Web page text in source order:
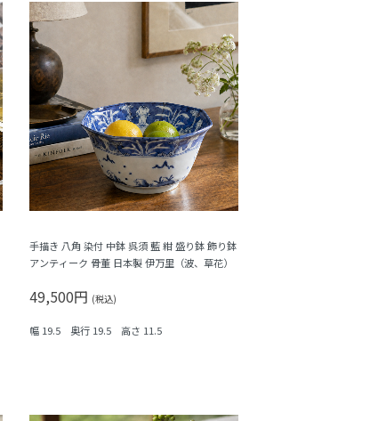
手描き 八角 染付 中鉢 呉須 藍 紺 盛り鉢 飾り鉢
アンティーク 骨董 日本製 伊万里（波、草花）
49,500円 (税込)
幅 19.5 奥行 19.5 高さ 11.5